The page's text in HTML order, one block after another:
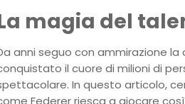
magia del
anni seguo con ammirazione la
il cuore di milioni di
In questo articolo,
Federer riesca a giocare